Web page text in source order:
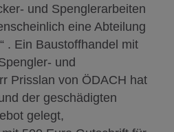
und Spenglerarbeiten
eine Abteilung
“ . Ein Baustoffhandel mit
und
Prisslan von ÖDACH hat
der geschädigten
gelegt,